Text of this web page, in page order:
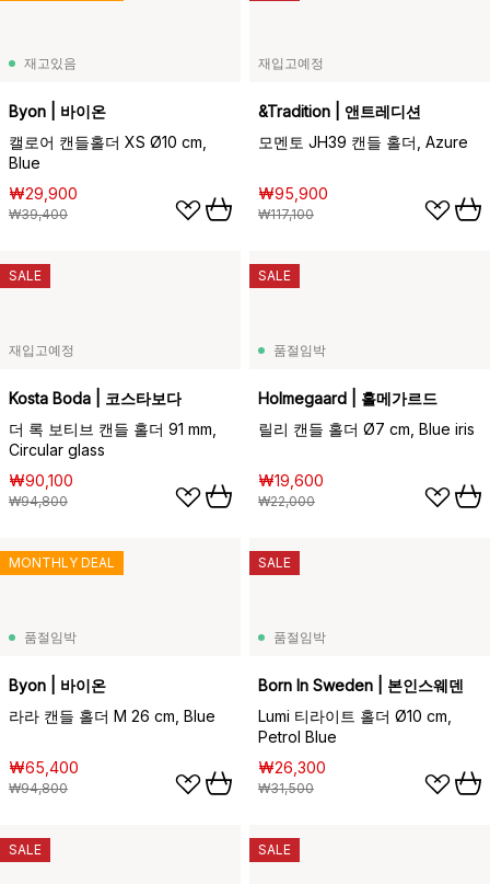
재고있음
Byon | 바이온
캘로어 캔들홀더 XS Ø10 cm,
Blue
₩29,900
₩39,400
재입고예정
&Tradition | 앤트레디션
모멘토 JH39 캔들 홀더, Azure
₩95,900
₩117,100
재입고예정
Kosta Boda | 코스타보다
더 록 보티브 캔들 홀더 91 mm,
Circular glass
₩90,100
₩94,800
SALE
품절임박
Holmegaard | 홀메가르드
릴리 캔들 홀더 Ø7 cm, Blue iris
₩19,600
₩22,000
SALE
품절임박
Byon | 바이온
라라 캔들 홀더 M 26 cm, Blue
₩65,400
₩94,800
MONTHLY DEAL
품절임박
Born In Sweden | 본인스웨덴
Lumi 티라이트 홀더 Ø10 cm,
Petrol Blue
₩26,300
₩31,500
SALE
SALE SALE